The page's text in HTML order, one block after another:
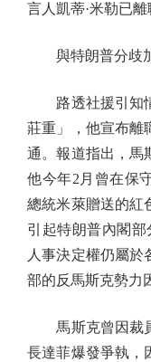
言人凱蒂·米勒已
與特朗普分歧
路透社援引知情
莊重」，他宣布離
通。報道指出，馬
他今年2月曾在保
總統米萊贈送的紅
引起特朗普內閣部
人事決定權仍屬於
部的反馬斯克勢力
馬斯克曾因裁員
長達菲爆發爭執，